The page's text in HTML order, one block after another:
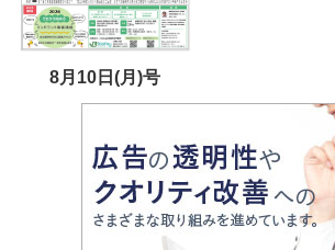
8月10日(月)号